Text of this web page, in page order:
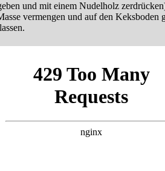
und mit einem Nudelholz
vermengen und auf den